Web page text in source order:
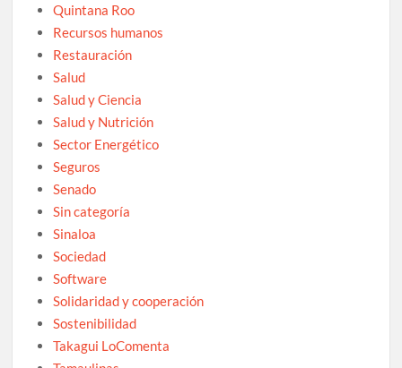
Quintana Roo
Recursos humanos
Restauración
Salud
Salud y Ciencia
Salud y Nutrición
Sector Energético
Seguros
Senado
Sin categoría
Sinaloa
Sociedad
Software
Solidaridad y cooperación
Sostenibilidad
Takagui LoComenta